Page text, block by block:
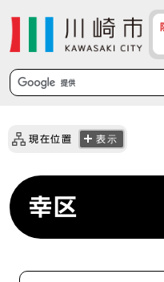
現在位置 表示
幸区